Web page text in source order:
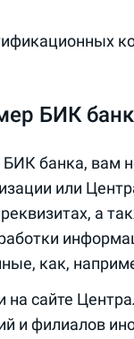
БИК
БИК банка, вам
или
а
как,
сайте
и филиалов